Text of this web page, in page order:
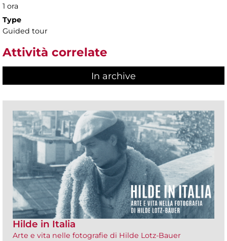
1 ora
Type
Guided tour
Attività correlate
In archive
Hilde in Italia
Arte e vita nelle fotografie di Hilde Lotz-Bauer